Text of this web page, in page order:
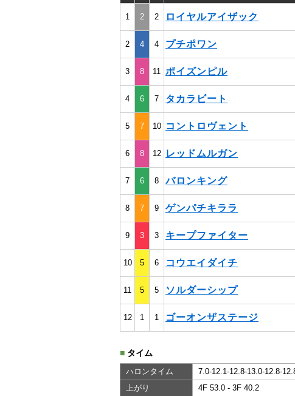
1 2 2 ロイヤルアイザック
2 4 4 プチポワン
3 8 11 ポイズンピル
4 6 7 タカラビート
5 7 10 コントロヴェント
6 8 12 レッドムルガン
7 6 8 バロンキング
8 7 9 ゲンパチキララ
9 3 3 キープファイター
10 5 6 コウエイダイチ
11 5 5 ソルダーシップ
12 1 1 ゴーオンザステージ
■ タイム
ハロンタイム
7.0-12.1-12.8-13.0-12.8-
上がり
4F 53.0 - 3F 40.2